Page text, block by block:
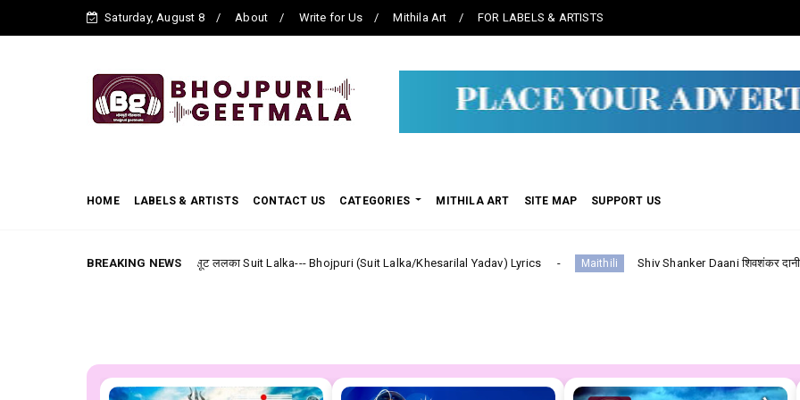
Saturday, August 8 About Write for Us Mithila Art FOR LABELS & ARTISTS
HOME LABELS & ARTISTS CONTACT US CATEGORIES MITHILA ART SITE MAP SUPPORT US
BREAKING NEWS
सूट ललका Suit Lalka--- Bhojpuri (Suit Lalka/Khesarilal Yadav) Lyrics Maithili Shiv Shanker Daani शिवशंकर दानी -- Maithili